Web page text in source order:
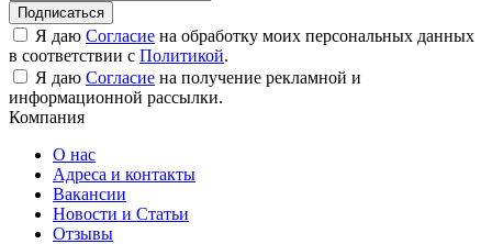
Подписаться
Я даю Согласие на обработку моих персональных данных
в соответствии с Политикой.
Я даю Согласие на получение рекламной и
информационной рассылки.
Компания
О нас
Адреса и контакты
Вакансии
Новости и Статьи
Отзывы